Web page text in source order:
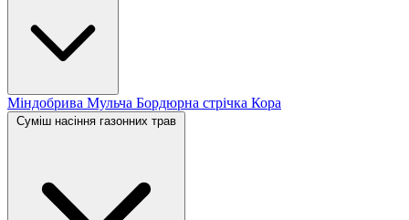
Міндобрива Мульча Бордюрна стрічка Кора
Суміш насіння газонних трав